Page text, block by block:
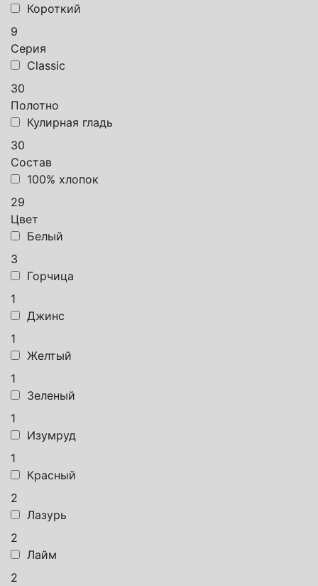
Короткий
9
Серия
Classic
30
Полотно
Кулирная гладь
30
Состав
100% хлопок
29
Цвет
Белый
3
Горчица
1
Джинс
1
Желтый
1
Зеленый
1
Изумруд
1
Красный
2
Лазурь
2
Лайм
2